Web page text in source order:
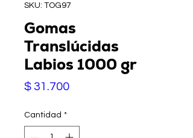
SKU: TOG97
Gomas
Translúcidas
Labios 1000 gr
$ 31.700Precio
Cantidad *